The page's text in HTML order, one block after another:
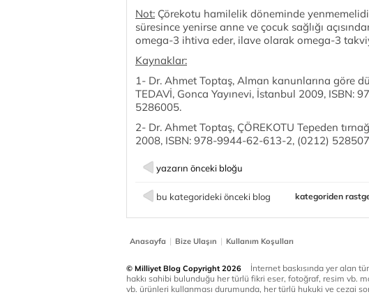
Not: Çörekotu hamilelik döneminde
süresince yenirse anne ve çocuk sağlığı
omega-3 ihtiva eder, ilave olarak omega-3
Kaynaklar:
1- Dr. Ahmet Toptaş, Alman kanunlarına göre
TEDAVİ, Gonca Yayınevi, İstanbul 2009,
5286005.
2- Dr. Ahmet Toptaş, ÇÖREKOTU Tepeden
2008, ISBN: 978-9944-62-613-2, (0212)
yazarın önceki bloğu
bu kategorideki önceki blog kategoriden
Anasayfa | Bize Ulaşın | Kullanım Koşulları
© Milliyet Blog Copyright 2026
İnternet baskısında yer alan
hakkı sahibi bulunduğu her türlü fikri eser, fotoğraf, resim vb.
vb. ürünleri kullanması durumunda, her türlü hukuki ve cezai